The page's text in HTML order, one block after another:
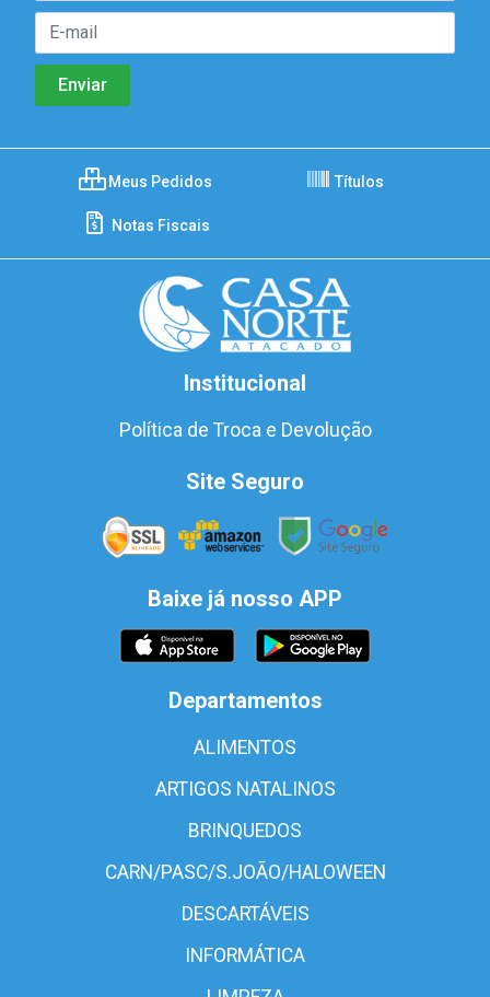
Meus Pedidos Títulos
Notas Fiscais
Institucional
Política de Troca e Devolução
Site Seguro
Baixe já nosso APP
Departamentos
ALIMENTOS
ARTIGOS NATALINOS
BRINQUEDOS
CARN/PASC/S.JOÃO/HALOWEEN
DESCARTÁVEIS
INFORMÁTICA